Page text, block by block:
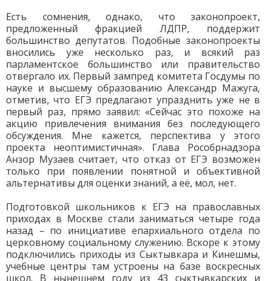
Есть сомнения, однако, что законопроект,
предложенный фракцией ЛДПР, поддержит
большинство депутатов. Подобные законопроекты
вносились уже несколько раз, и всякий раз
парламентское большинство или правительство
отвергало их. Первый зампред комитета Госдумы по
науке и высшему образованию Александр Мажуга,
отметив, что ЕГЭ предлагают упразднить уже не в
первый раз, прямо заявил: «Сейчас это похоже на
акцию привлечения внимания без последующего
обсуждения. Мне кажется, перспектива у этого
проекта неоптимистичная». Глава Рособрнадзора
Анзор Музаев считает, что отказ от ЕГЭ возможен
только при появлении понятной и объективной
альтернативы для оценки знаний, а её, мол, нет.
Подготовкой школьников к ЕГЭ на православных
приходах в Москве стали заниматься четыре года
назад – по инициативе епархиального отдела по
церковному социальному служению. Вскоре к этому
подключились приходы из Сыктывкара и Кинешмы,
учебные центры там устроены на базе воскресных
школ. В нынешнем году из 43 сыктывкарских и